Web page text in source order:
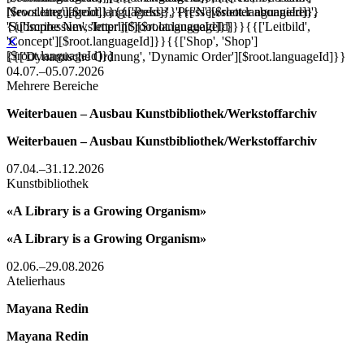
[$root.languageId]}}{{['Presse', 'Press'][$root.languageId]}}
{{['Impressum', 'Imprint'][$root.languageId]}}{{['Leitbild',
'Concept'][$root.languageId]}}{{['Shop', 'Shop']
[$root.languageId]}}
Newsletter'][$root.languageId]}}{{['Newsletter abonnieren',
'Subscribe Newsletter'][$root.languageId]}}
✕
{{['Dynamische Ordnung', 'Dynamic Order'][$root.languageId]}}
04.07.–05.07.2026
Mehrere Bereiche
Weiterbauen – Ausbau Kunstbibliothek/Werkstoffarchiv
Weiterbauen – Ausbau Kunstbibliothek/Werkstoffarchiv
07.04.–31.12.2026
Kunstbibliothek
«A Library is a Growing Organism»
«A Library is a Growing Organism»
02.06.–29.08.2026
Atelierhaus
Mayana Redin
Mayana Redin